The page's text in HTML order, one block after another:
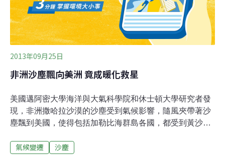
2013年09月25日
非洲沙塵飄向美洲 竟成暖化救星
美國邁阿密大學海洋與大氣科學院和休士頓大學研究者發
現，非洲撒哈拉沙漠的沙塵受到氣候影響，隨風夾帶著沙
塵飄到美國，使得包括加勒比海群島各國，都受到黃沙滾
Science and Technology》期刊。研究者指出，沙塵雖會
氣候變遷 沙塵